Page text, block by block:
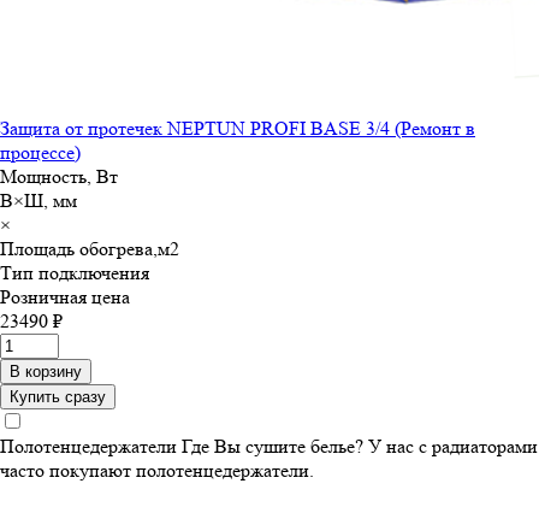
Защита от протечек NEPTUN PROFI BASE 3/4 (Ремонт в
процессе)
Мощность, Вт
В×Ш, мм
×
Площадь обогрева,м2
Тип подключения
Розничная цена
23490 ₽
В корзину
Купить сразу
Полотенцедержатели Где Вы сушите белье? У нас с радиаторами
часто покупают полотенцедержатели.